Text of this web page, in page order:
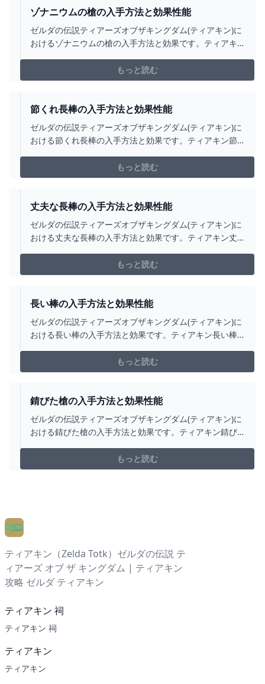
ゾナニウムの槍の入手方法と効果性能
ゼルダの伝説ティアーズオブザキングダム(ティアキン)に
おけるゾナニウムの槍の入手方法と効果です。ティアキ
の効果や攻撃力についても掲載しています。
もっと読む
節くれ長棒の入手方法と効果性能
ゼルダの伝説ティアーズオブザキングダム(ティアキン)に
おける節くれ長棒の入手方法と効果です。ティアキン節
力についても掲載しています。
もっと読む
丈夫な長棒の入手方法と効果性能
ゼルダの伝説ティアーズオブザキングダム(ティアキン)に
おける丈夫な長棒の入手方法と効果です。ティアキン丈
力についても掲載しています。
もっと読む
長い棒の入手方法と効果性能
ゼルダの伝説ティアーズオブザキングダム(ティアキン)に
おける長い棒の入手方法と効果です。ティアキン長い棒
もっと読む
錆びた槍の入手方法と効果性能
ゼルダの伝説ティアーズオブザキングダム(ティアキン)に
おける錆びた槍の入手方法と効果です。ティアキン錆び
いても掲載しています。もっと読む
ティアキン（Zelda Totk）ゼルダの伝説 テ
ィアーズ オブ ザ キングダム | ティアキン
攻略 ゼルダ ティアキン
ティアキン 祠
ティアキン 祠
ティアキン
ティアキン